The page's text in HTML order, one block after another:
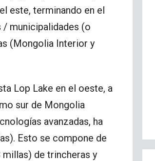
este, terminando en el
municipalidades (o
(Mongolia Interior y
Lop Lake en el oeste, a
sur de Mongolia
avanzadas, ha
Esto se compone de
de trincheras y